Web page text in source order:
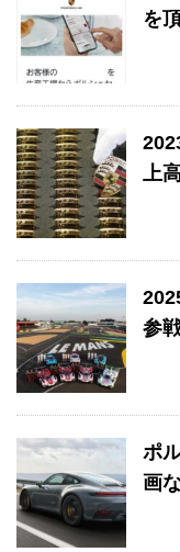
を
上
参
ポ
画